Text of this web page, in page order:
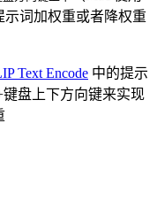
示词加权重或者降权重
Text Encode 中的提示
键盘上下方向键来实现